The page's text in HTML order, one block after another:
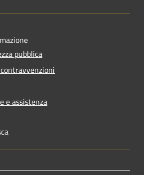
pubblica
e assistenza